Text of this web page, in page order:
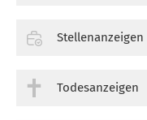
Stellenanzeigen
Todesanzeigen